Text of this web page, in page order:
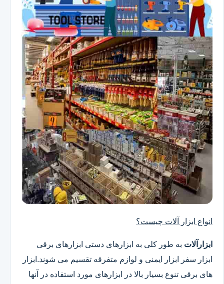
انواع ابزار آلات چیست؟
ابزارآلات به طور کلی به ابزارهای دستی ابزارهای برقی
ابزار سفر ابزار ایمنی و لوازم متفرقه تقسیم می شوند.ابزار
های برقی تنوع بسیار بالا در ابزارهای مورد استفاده در آنها